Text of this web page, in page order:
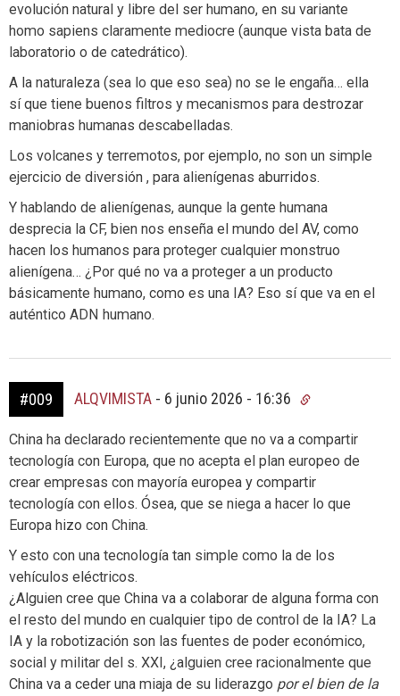
evolución natural y libre del ser humano, en su variante
homo sapiens claramente mediocre (aunque vista bata de
laboratorio o de catedrático).
A la naturaleza (sea lo que eso sea) no se le engaña… ella
sí que tiene buenos filtros y mecanismos para destrozar
maniobras humanas descabelladas.
Los volcanes y terremotos, por ejemplo, no son un simple
ejercicio de diversión , para alienígenas aburridos.
Y hablando de alienígenas, aunque la gente humana
desprecia la CF, bien nos enseña el mundo del AV, como
hacen los humanos para proteger cualquier monstruo
alienígena… ¿Por qué no va a proteger a un producto
básicamente humano, como es una IA? Eso sí que va en el
auténtico ADN humano.
#009 ALQVIMISTA - 6 junio 2026 - 16:36
China ha declarado recientemente que no va a compartir
tecnología con Europa, que no acepta el plan europeo de
crear empresas con mayoría europea y compartir
tecnología con ellos. Ósea, que se niega a hacer lo que
Europa hizo con China.
Y esto con una tecnología tan simple como la de los
vehículos eléctricos.
¿Alguien cree que China va a colaborar de alguna forma con
el resto del mundo en cualquier tipo de control de la IA? La
IA y la robotización son las fuentes de poder económico,
social y militar del s. XXI, ¿alguien cree racionalmente que
China va a ceder una miaja de su liderazgo por el bien de la